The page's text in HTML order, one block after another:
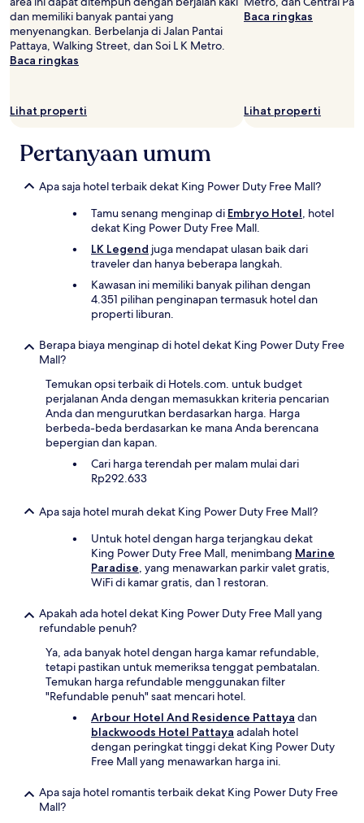
dan memiliki banyak pantai yang
menyenangkan. Berbelanja di Jalan Pantai
Pattaya, Walking Street, dan Soi L K Metro.
Baca ringkas
Lihat properti
Baca ringkas
Lihat properti
Pertanyaan umum
Apa saja hotel terbaik dekat King Power Duty Free Mall?
Tamu senang menginap di Embryo Hotel, hotel
dekat King Power Duty Free Mall.
LK Legend juga mendapat ulasan baik dari
traveler dan hanya beberapa langkah.
Kawasan ini memiliki banyak pilihan dengan
4.351 pilihan penginapan termasuk hotel dan
properti liburan.
Berapa biaya menginap di hotel dekat King Power Duty Free
Mall?
Temukan opsi terbaik di Hotels.com. untuk budget
perjalanan Anda dengan memasukkan kriteria pencarian
Anda dan mengurutkan berdasarkan harga. Harga
berbeda-beda berdasarkan ke mana Anda berencana
bepergian dan kapan.
Cari harga terendah per malam mulai dari
Rp292.633
Apa saja hotel murah dekat King Power Duty Free Mall?
Untuk hotel dengan harga terjangkau dekat
King Power Duty Free Mall, menimbang Marine
Paradise, yang menawarkan parkir valet gratis,
WiFi di kamar gratis, dan 1 restoran.
Apakah ada hotel dekat King Power Duty Free Mall yang
refundable penuh?
Ya, ada banyak hotel dengan harga kamar refundable,
tetapi pastikan untuk memeriksa tenggat pembatalan.
Temukan harga refundable menggunakan filter
"Refundable penuh" saat mencari hotel.
Arbour Hotel And Residence Pattaya dan
blackwoods Hotel Pattaya adalah hotel
dengan peringkat tinggi dekat King Power Duty
Free Mall yang menawarkan harga ini.
Apa saja hotel romantis terbaik dekat King Power Duty Free
Mall?